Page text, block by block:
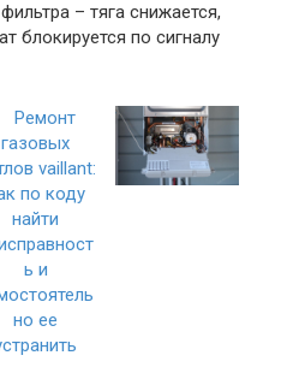
– тяга снижается,
блокируется по сигналу